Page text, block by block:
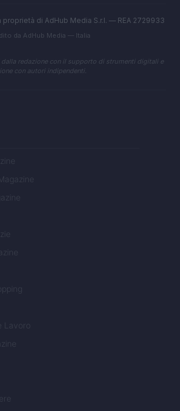
proprietà di AdHub Media S.r.l. — REA 2729933
da AdHub Media — Italia
redazione con il supporto di strumenti digitali e
con autori indipendenti.
Lavoro